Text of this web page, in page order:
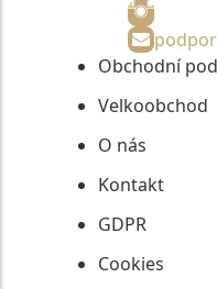
Obchodní
Velkoobchod
O nás
Kontakt
GDPR
Cookies